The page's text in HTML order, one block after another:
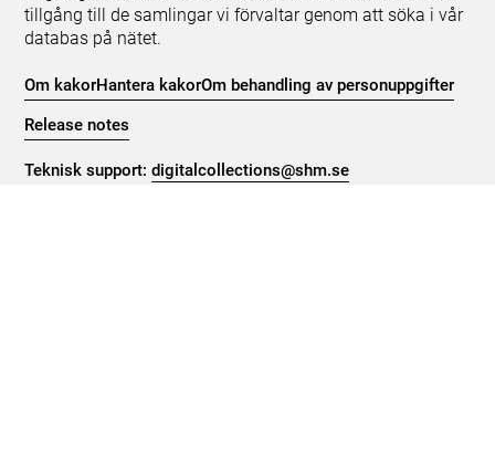
tillgång till de samlingar vi förvaltar genom att söka i vår
databas på nätet.
Om kakorHantera kakorOm behandling av personuppgifter
Release notes
Teknisk support:digitalcollections@shm.se